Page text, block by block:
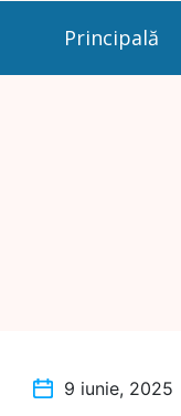
Principală
9 iunie, 2025